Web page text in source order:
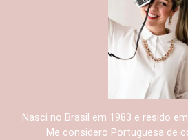
Nasci no Brasil em 1983 e resido
Me considero Portuguesa de